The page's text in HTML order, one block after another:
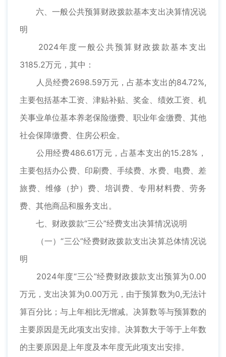
六、一般公共预算财政拨款基本支出决算情况说
明
2024年度一般公共预算财政拨款基本支出
3185.2万元，其中：
人员经费2698.59万元，占基本支出的84.72%,
主要包括基本工资、津贴补贴、奖金、绩效工资、机
关事业单位基本养老保险缴费、职业年金缴费、其他
社会保障缴费、住房公积金。
公用经费486.61万元，占基本支出的15.28%，
主要包括办公费、印刷费、手续费、水费、电费、差
旅费、维修（护）费、培训费、专用材料费、劳务
费、其他商品和服务支出。
七、财政拨款“三公”经费支出决算情况说明
（一）“三公”经费财政拨款支出决算总体情况说
明
2024年度“三公”经费财政拨款支出预算为0.00
万元，支出决算为0.00万元，由于预算数为0,无法计
算百分比；与上年相比无增减。决算数等与预算数的
主要原因是无此项支出安排。决算数大于等于上年数
的主要原因是上年度及本年度无此项支出安排。